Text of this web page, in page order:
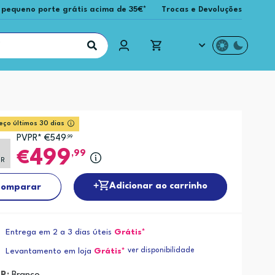
porte grátis acima de 35€* Trocas e Devoluções
últimos 30 dias
PVPR* €549 ,99
499 ,99
Adicionar ao carrinho
Entrega em 2 a 3 dias úteis Grátis*
Levantamento em loja Grátis* ver disponibilidade